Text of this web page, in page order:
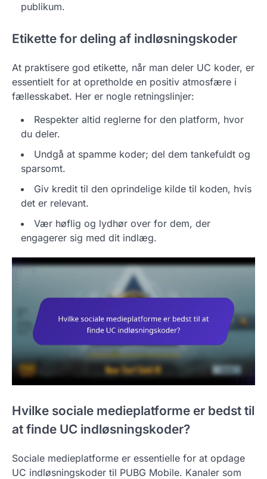
publikum.
Etikette for deling af indløsningskoder
At praktisere god etikette, når man deler UC koder, er
essentielt for at opretholde en positiv atmosfære i
fællesskabet. Her er nogle retningslinjer:
Respekter altid reglerne for den platform, hvor
du deler.
Undgå at spamme koder; del dem tankefuldt og
sparsomt.
Giv kredit til den oprindelige kilde til koden, hvis
det er relevant.
Vær høflig og lydhør over for dem, der
engagerer sig med dit indlæg.
Hvilke sociale medieplatforme er bedst til
at finde UC indløsningskoder?
Sociale medieplatforme er essentielle for at opdage
UC indløsningskoder til PUBG Mobile. Kanaler som